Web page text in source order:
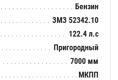
Бензин
ЗМЗ 52342.10
122.4 л.с
Пригородный
7000 мм
МКПП